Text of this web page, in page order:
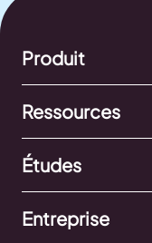
Produit
Ressources
Études
Entreprise